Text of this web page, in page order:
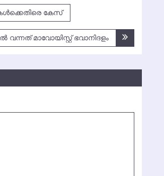
കേസ്
വന്നത് മാവോയിസ്റ്റ് ഭവാനിദളം